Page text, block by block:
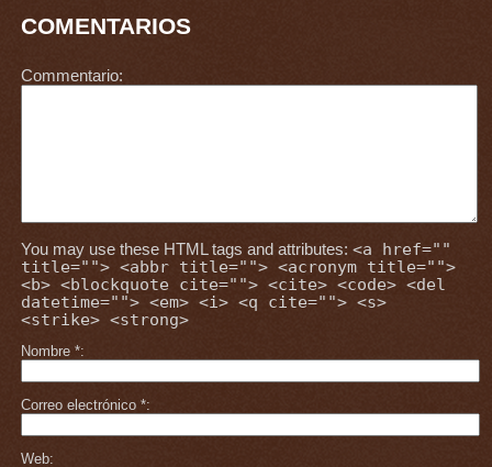
COMENTARIOS
Commentario
You may use these HTML tags and attributes: <a href=""
title=""> <abbr title=""> <acronym title="">
<b> <blockquote cite=""> <cite> <code> <del
datetime=""> <em> <i> <q cite=""> <s>
<strike> <strong>
Nombre *
Correo electrónico *
Web